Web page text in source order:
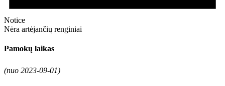
Notice
Nėra artėjančių renginiai
Pamokų laikas
(nuo 2023-09-01)